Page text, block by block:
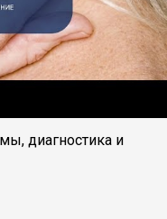
диагностика и